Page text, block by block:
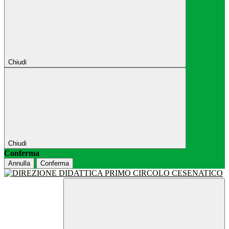
Chiudi
Chiudi
Conferma
Annulla Conferma